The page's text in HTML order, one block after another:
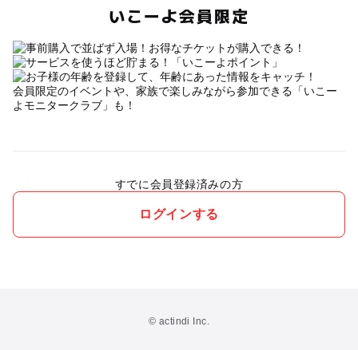
いこーよ会員限定
会員限定のイベントや、家族で楽しみながら参加できる「いこー
よモニタークラブ」も！
すでに会員登録済みの方
ログインする
© actindi Inc.